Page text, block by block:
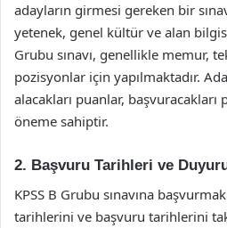
adayların girmesi gereken bir
yetenek, genel kültür ve alan
Grubu sınavı, genellikle memur,
pozisyonlar için yapılmaktadır.
alacakları puanlar,
öneme sahiptir.
2. Başvuru Tarihleri ve
KPSS B Grubu sınavına
tarihlerini ve başvuru tarihlerini